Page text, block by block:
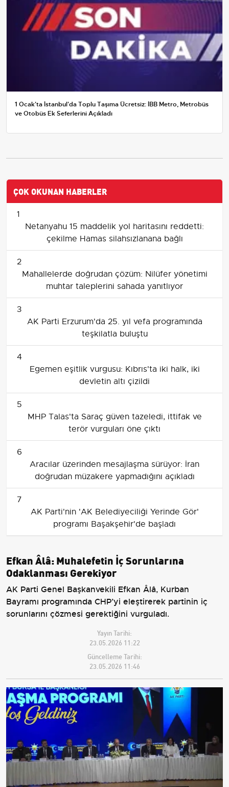
1 Ocak'ta İstanbul'da Toplu Taşıma Ücretsiz: İBB Metro, Metrobüs
ve Otobüs Ek Seferlerini Açıkladı
ÇOK OKUNAN HABERLER
1
Netanyahu 15 maddelik yol haritasını reddetti:
çekilme Hamas silahsızlanana bağlı
2
Mahallelerde doğrudan çözüm: Nilüfer yönetimi
muhtar taleplerini sahada yanıtlıyor
3
AK Parti Erzurum'da 25. yıl vefa programında
teşkilatla buluştu
4
Egemen eşitlik vurgusu: Kıbrıs'ta iki halk, iki
devletin altı çizildi
5
MHP Talas'ta Saraç güven tazeledi, ittifak ve
terör vurguları öne çıktı
6
Aracılar üzerinden mesajlaşma sürüyor: İran
doğrudan müzakere yapmadığını açıkladı
7
AK Parti'nin 'AK Belediyeciliği Yerinde Gör'
programı Başakşehir'de başladı
Efkan Âlâ: Muhalefetin İç Sorunlarına
Odaklanması Gerekiyor
AK Parti Genel Başkanvekili Efkan Âlâ, Kurban
Bayramı programında CHP’yi eleştirerek partinin iç
sorunlarını çözmesi gerektiğini vurguladı.
Yayın Tarihi:
23.05.2026 11:22
Güncelleme Tarihi:
23.05.2026 11:46